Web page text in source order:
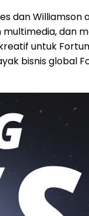
dan
dan
untuk
bisnis global